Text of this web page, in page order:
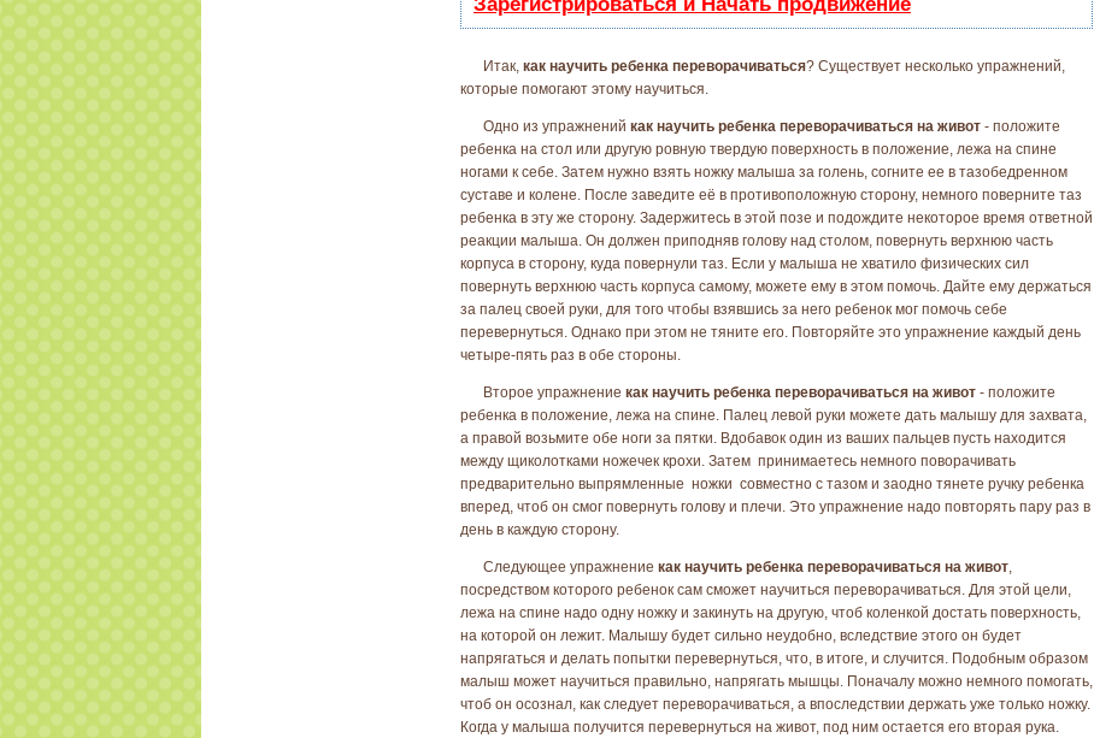
Итак,как научить ребенка переворачиваться? Существует несколько упражнений,
которые помогают этому научиться.
Одно из упражненийкак научить ребенка переворачиваться на живот- положите
ребенка на стол или другую ровную твердую поверхность в положение, лежа на спине
ногами к себе. Затем нужно взять ножку малыша за голень, согните ее в тазобедренном
суставе и колене. После заведите её в противоположную сторону, немного поверните таз
ребенка в эту же сторону. Задержитесь в этой позе и подождите некоторое время ответной
реакции малыша. Он должен приподняв голову над столом, повернуть верхнюю часть
корпуса в сторону, куда повернули таз. Если у малыша не хватило физических сил
повернуть верхнюю часть корпуса самому, можете ему в этом помочь. Дайте ему держаться
за палец своей руки, для того чтобы взявшись за него ребенок мог помочь себе
перевернуться. Однако при этом не тяните его. Повторяйте это упражнение каждый день
четыре-пять раз в обе стороны.
Второе упражнениекак научить ребенка переворачиваться на живот - положите
ребенка в положение, лежа на спине. Палец левой руки можете дать малышу для захвата,
а правой возьмите обе ноги за пятки. Вдобавок один из ваших пальцев пусть находится
между щиколотками ножечек крохи. Затем принимаетесь немного поворачивать
предварительно выпрямленные ножки совместно с тазом и заодно тянете ручку ребенка
вперед, чтоб он смог повернуть голову и плечи. Это упражнение надо повторять пару раз в
день в каждую сторону.
Следующее упражнениекак научить ребенка переворачиваться на живот,
посредством которого ребенок сам сможет научиться переворачиваться. Для этой цели,
лежа на спине надо одну ножку и закинуть на другую, чтоб коленкой достать поверхность,
на которой он лежит. Малышу будет сильно неудобно, вследствие этого он будет
напрягаться и делать попытки перевернуться, что, в итоге, и случится. Подобным образом
малыш может научиться правильно, напрягать мышцы. Поначалу можно немного помогать,
чтоб он осознал, как следует переворачиваться, а впоследствии держать уже только ножку.
Когда у малыша получится перевернуться на живот, под ним остается его вторая рука.